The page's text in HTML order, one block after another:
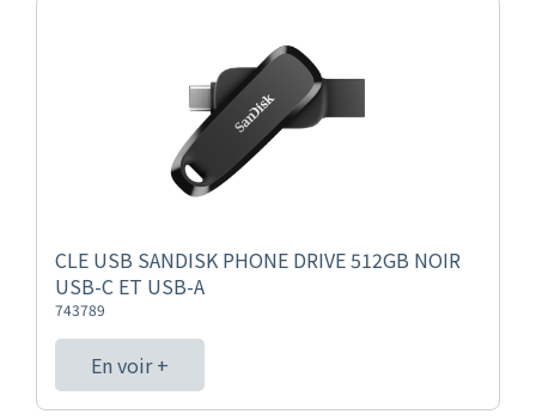
CLE USB SANDISK PHONE DRIVE 512GB NOIR
USB-C ET USB-A
743789
En voir +